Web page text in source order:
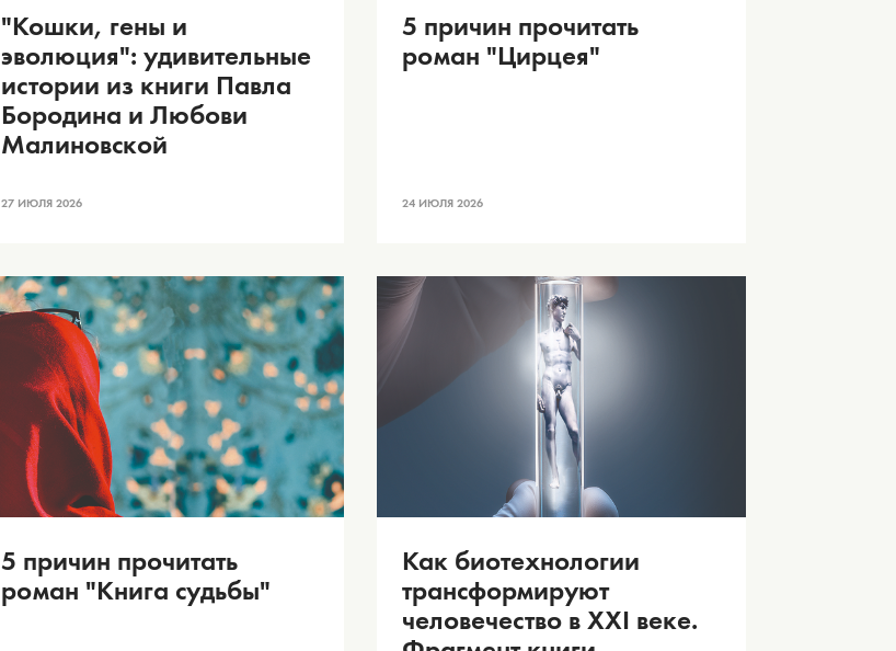
"Кошки, гены и
эволюция": удивительные
истории из книги Павла
Бородина и Любови
Малиновской
27 ИЮЛЯ 2026
5 причин прочитать
роман "Цирцея"
24 ИЮЛЯ 2026
5 причин прочитать
роман "Книга судьбы"
Как биотехнологии
трансформируют
человечество в XXI веке.